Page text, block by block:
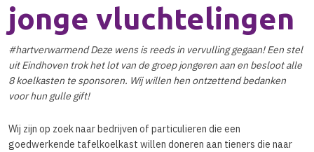
jonge vluchtelingen
#hartverwarmend Deze wens is reeds in vervulling gegaan! Een stel
uit Eindhoven trok het lot van de groep jongeren aan en besloot alle
8 koelkasten te sponsoren. Wij willen hen ontzettend bedanken
voor hun gulle gift!
Wij zijn op zoek naar bedrijven of particulieren die een
goedwerkende tafelkoelkast willen doneren aan tieners die naar